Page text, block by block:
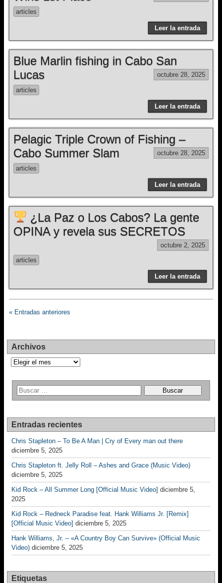
articles
Leer la entrada
Blue Marlin fishing in Cabo San
Lucas
octubre 28, 2025
articles
Leer la entrada
Pelagic Triple Crown of Fishing –
Cabo Summer Slam
octubre 28, 2025
articles
Leer la entrada
¿La Paz o Los Cabos? La gente
OPINA y revela sus SECRETOS
octubre 2, 2025
articles
Leer la entrada
« Entradas anteriores
Archivos
Archivos
Entradas recientes
Chris Stapleton – To Be A Man | Cry of Every man out there
diciembre 5, 2025
Chris Stapleton ft. Jelly Roll – Ashes and Grace (Music Video)
diciembre 5, 2025
Kid Rock – All Summer Long [Official Music Video] diciembre 5,
2025
Kid Rock – Redneck Paradise feat. Hank Williams Jr. [Remix]
[Official Music Video] diciembre 5, 2025
Hank Williams, Jr. – «A Country Boy Can Survive» (Official Music
Video) diciembre 5, 2025
Etiquetas